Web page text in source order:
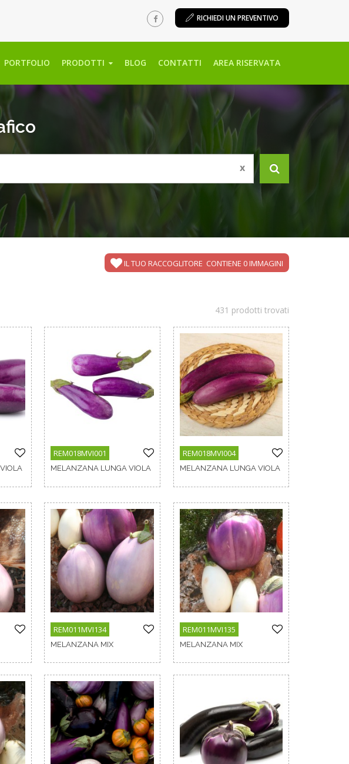
RICHIEDI UN PREVENTIVO
PORTFOLIO PRODOTTI BLOG CONTATTI AREA RISERVATA
x
IL TUO RACCOGLITORE CONTIENE 0IMMAGINI
431 prodotti trovati
REM018MVI001
MELANZANA LUNGA VIOLA
REM018MVI004
MELANZANA LUNGA VIOLA
REM011MVI134
MELANZANA MIX
REM011MVI135
MELANZANA MIX